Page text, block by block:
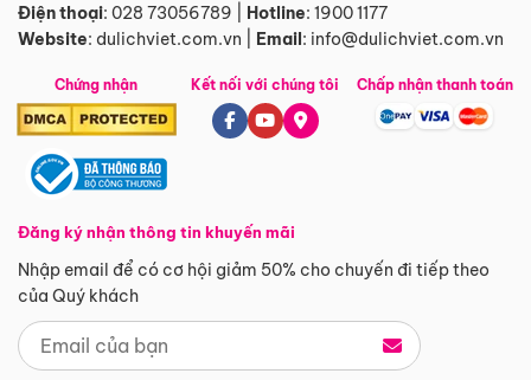
Điện thoại: 028 73056789 Hotline: 1900 1177
Website: dulichviet.com.vn Email: info@dulichviet.com.vn
Chứng nhận
Đăng ký nhận thông tin khuyến mãi
Nhập email để có cơ hội giảm 50% cho chuyến đi tiếp theo
của Quý khách
Kết nối với chúng tôi Chấp nhận thanh toán